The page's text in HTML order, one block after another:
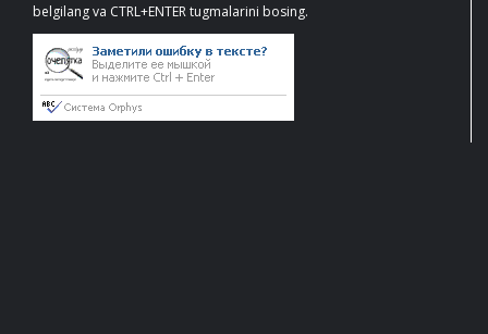
belgilang va CTRL+ENTER tugmalarini bosing.